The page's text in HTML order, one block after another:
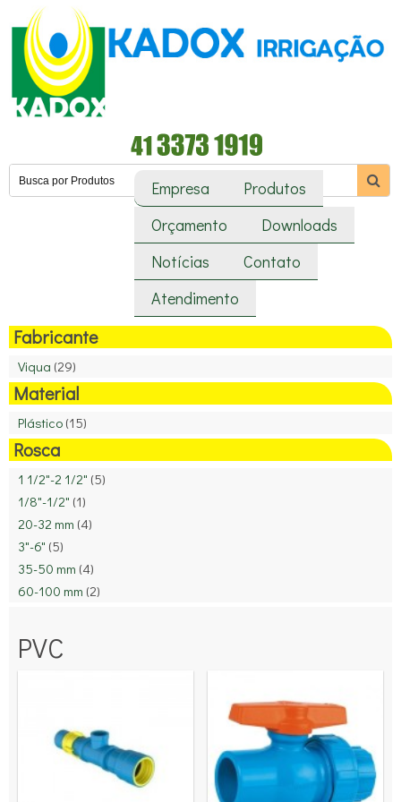
Empresa
Produtos
Orçamento
Downloads
Notícias
Contato
Atendimento
Fabricante
Viqua (29)
Material
Plástico (15)
Rosca
1 1/2"-2 1/2" (5)
1/8"-1/2" (1)
20-32 mm (4)
3"-6" (5)
35-50 mm (4)
60-100 mm (2)
PVC